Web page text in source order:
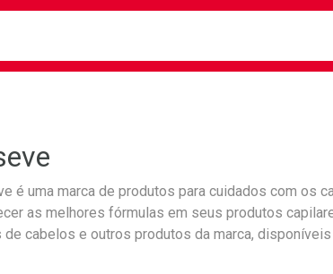
é uma marca de produtos para cuidados com os
as melhores fórmulas em seus produtos
cabelos e outros produtos da marca,